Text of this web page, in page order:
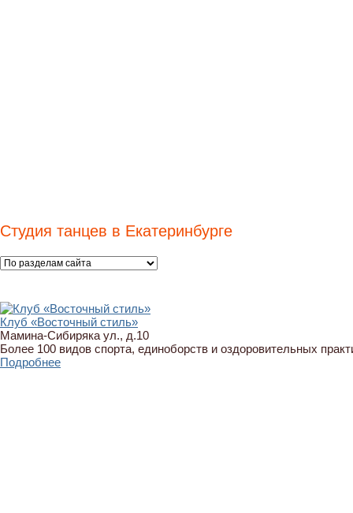
Студия танцев в Екатеринбурге
Клуб «Восточный стиль»
Мамина-Сибиряка ул., д.10
Более 100 видов спорта, единоборств и оздоровительных
Подробнее